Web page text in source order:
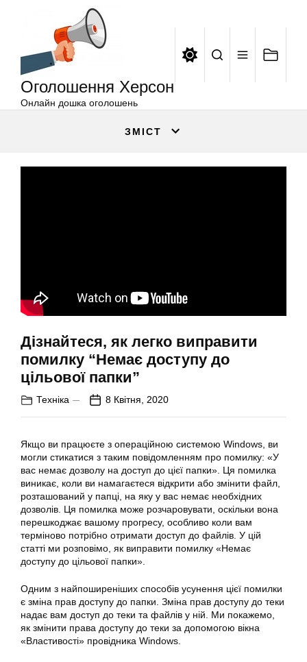
Оголошення Херсон
Онлайн дошка оголошень
ЗМІСТ
Дізнайтеся, як легко виправити
помилку “Немає доступу до
цільової папки”
Техніка 8 Квітня, 2020
Якщо ви працюєте з операційною системою Windows, ви
могли стикатися з таким повідомленням про помилку: «У
вас немає дозволу на доступ до цієї папки». Ця помилка
виникає, коли ви намагаєтеся відкрити або змінити файл,
розташований у папці, на яку у вас немає необхідних
дозволів. Ця помилка може розчаровувати, оскільки вона
перешкоджає вашому прогресу, особливо коли вам
терміново потрібно отримати доступ до файлів. У цій
статті ми розповімо, як виправити помилку «Немає
доступу до цільової папки».
Одним з найпоширеніших способів усунення цієї помилки
є зміна прав доступу до папки. Зміна прав доступу до теки
надає вам доступ до теки та файлів у ній. Ми покажемо,
як змінити права доступу до теки за допомогою вікна
«Властивості» провідника Windows.